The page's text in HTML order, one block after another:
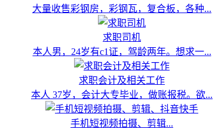
大量收售彩钢房，彩钢瓦，复合板，各种...
求职司机
本人男，24岁有c1证，驾龄两年。想求一...
求职会计及相关工作
本人 37岁，会计大专毕业，做账报税。欲...
手机短视频拍摄、剪辑...